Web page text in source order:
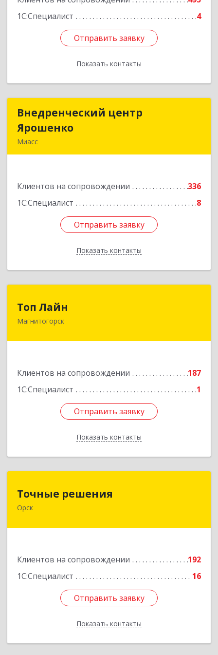
1С:Специалист
4
Отправить заявку
Показать контакты
Отправить заявку
Назад
Внедренческий центр
Ярошенко
Миасс
Клиентов на сопровождении
336
1С:Специалист
8
Отправить заявку
Показать контакты
Внедренческий центр
Подробнее
Отправить заявку
Назад
Топ Лайн
Магнитогорск
Клиентов на сопровождении
187
1С:Специалист
1
Отправить заявку
Показать контакты
454000, Челябинская обл, Магнитогорск г,
Отправить заявку
Назад
Точные решения
Орск
Клиентов на сопровождении
192
1С:Специалист
16
Отправить заявку
Показать контакты
Подробнее
Отправить заявку
Назад